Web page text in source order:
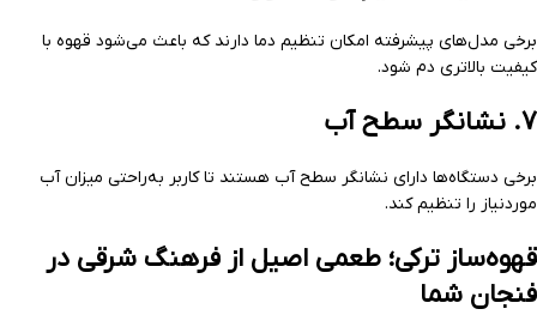
برخی مدل‌های پیشرفته امکان تنظیم دما دارند که باعث می‌شود قهوه با
کیفیت بالاتری دم شود.
7. نشانگر سطح آب
برخی دستگاه‌ها دارای نشانگر سطح آب هستند تا کاربر به‌راحتی میزان آب
موردنیاز را تنظیم کند.
قهوه‌ساز ترکی؛ طعمی اصیل از فرهنگ شرقی در
فنجان شما